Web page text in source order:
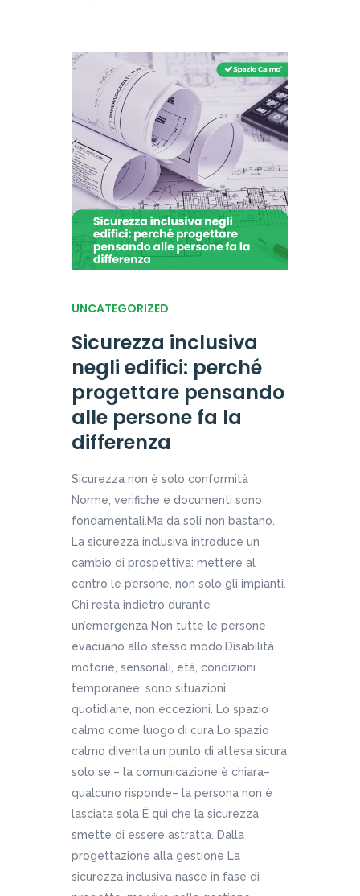
UNCATEGORIZED
Sicurezza inclusiva
negli edifici: perché
progettare pensando
alle persone fa la
differenza
Sicurezza non è solo conformità
Norme, verifiche e documenti sono
fondamentali.Ma da soli non bastano.
La sicurezza inclusiva introduce un
cambio di prospettiva: mettere al
centro le persone, non solo gli impianti.
Chi resta indietro durante
un’emergenza Non tutte le persone
evacuano allo stesso modo.Disabilità
motorie, sensoriali, età, condizioni
temporanee: sono situazioni
quotidiane, non eccezioni. Lo spazio
calmo come luogo di cura Lo spazio
calmo diventa un punto di attesa sicura
solo se:– la comunicazione è chiara–
qualcuno risponde– la persona non è
lasciata sola È qui che la sicurezza
smette di essere astratta. Dalla
progettazione alla gestione La
sicurezza inclusiva nasce in fase di